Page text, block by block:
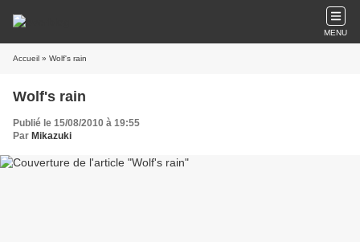
MENU
Accueil » Wolf's rain
Wolf's rain
Publié le 15/08/2010 à 19:55
Par Mikazuki